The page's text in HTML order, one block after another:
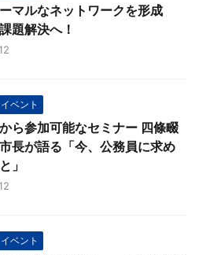
マルなネットワークを形成
題解決へ！
ベント
ら参加可能なセミナー 四條畷
長が語る「今、公務員に求め
」
ベント